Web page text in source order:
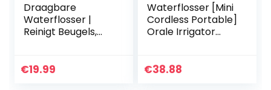
Draagbare
Waterflosser |
Reinigt Beugels,
Draadloze Water
€19.99
Waterflosser [Mini
Cordless Portable]
Orale Irrigator
Telescopische
€38.88